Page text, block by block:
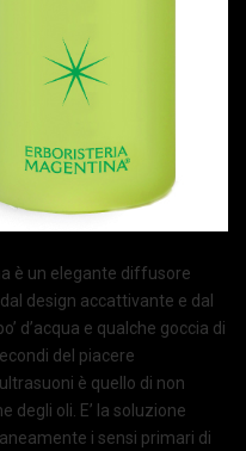
è un elegante diffusore
design accattivante e dal
d’acqua e qualche goccia di
del piacere
è quello di non
degli oli. E’ la soluzione
i sensi primari di